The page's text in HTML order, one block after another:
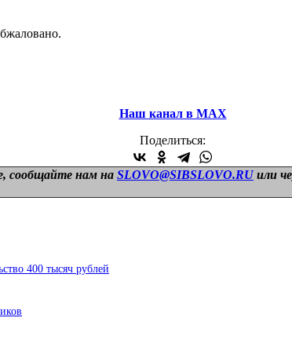
Наш канал в МАХ
Поделиться:
сообщайте нам на SLOVO@SIBSLOVO.RU или
400 тысяч рублей